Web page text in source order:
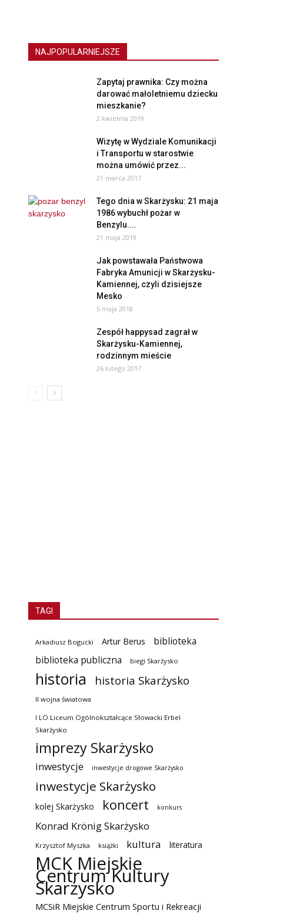
NAJPOPULARNIEJSZE
Zapytaj prawnika: Czy można
darować małoletniemu dziecku
mieszkanie?
2 kwietnia 2019
Wizytę w Wydziale Komunikacji
i Transportu w starostwie
można umówić przez...
21 marca 2017
Tego dnia w Skarżysku: 21 maja
1986 wybuchł pożar w
Benzylu....
21 maja 2019
Jak powstawała Państwowa
Fabryka Amunicji w Skarżysku-
Kamiennej, czyli dzisiejsze
Mesko
5 maja 2018
Zespół happysad zagrał w
Skarżysku-Kamiennej,
rodzinnym mieście
26 lutego 2017
TAGI
Arkadiusz Bogucki Artur Berus
biblioteka
biblioteka publiczna
biegi Skarżysko
historia historia Skarżysko
II wojna światowa
I LO Liceum Ogólnokształcące Słowacki Erbel
Skarżysko
imprezy Skarżysko
inwestycje inwestycje drogowe Skarżysko
inwestycje Skarżysko
kolej Skarżysko koncert konkurs
Konrad Krönig Skarżysko
Krzysztof Myszka książki kultura literatura
MCK Miejskie
Centrum Kultury
Skarżysko
MCSiR Miejskie Centrum Sportu i Rekreacji